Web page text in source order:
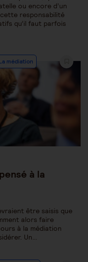
ou encore d’un
responsabilité
qu’il faut parfois
médiation
à la
être saisis que
alors faire
à la médiation
Un…